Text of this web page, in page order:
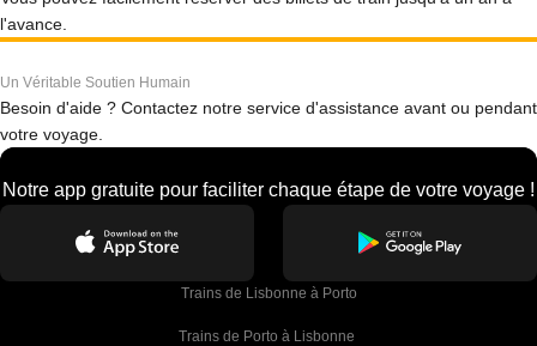
l'avance.
Un Véritable Soutien Humain
Besoin d'aide ? Contactez notre service d'assistance avant ou pendant
votre voyage.
Notre app gratuite pour faciliter chaque étape de votre voyage !
Trains de Lisbonne à Porto
Trains de Porto à Lisbonne